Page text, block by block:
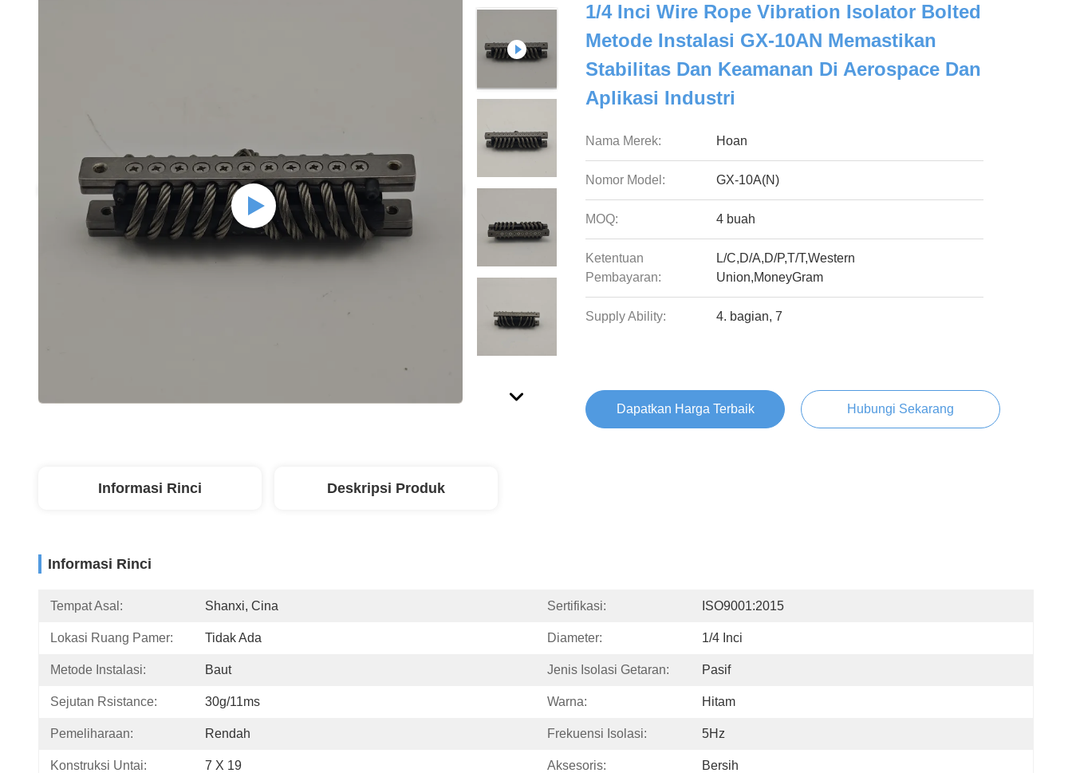
1/4 Inci Wire Rope Vibration Isolator Bolted
Metode Instalasi GX-10AN Memastikan
Stabilitas Dan Keamanan Di Aerospace Dan
Aplikasi Industri
Nama Merek: Hoan
Nomor Model: GX-10A(N)
MOQ: 4 buah
Ketentuan
Pembayaran:
L/C,D/A,D/P,T/T,Western
Union,MoneyGram
Supply Ability: 4. bagian, 7
Dapatkan Harga Terbaik Hubungi Sekarang
Informasi Rinci Deskripsi Produk
Informasi Rinci
Tempat Asal: Shanxi, Cina Sertifikasi: ISO9001:2015
Lokasi Ruang Pamer: Tidak Ada Diameter: 1/4 Inci
Metode Instalasi: Baut Jenis Isolasi Getaran: Pasif
Sejutan Rsistance: 30g/11ms Warna: Hitam
Pemeliharaan: Rendah Frekuensi Isolasi: 5Hz
Konstruksi Untai: 7 X 19 Aksesoris: Bersih